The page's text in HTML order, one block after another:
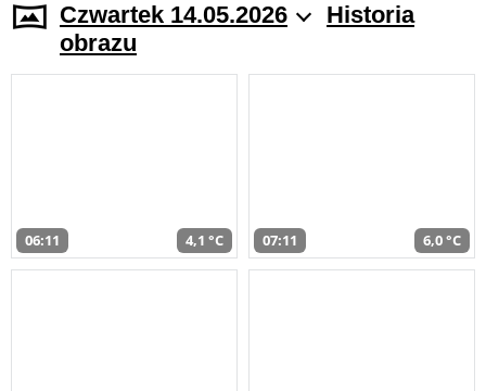
Czwartek 14.05.2026
Historia
obrazu
06:11 4,1 °C 07:11 6,0 °C